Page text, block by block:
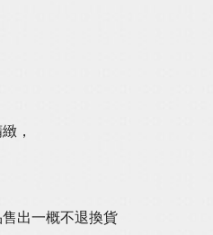
，
出一概不退換貨